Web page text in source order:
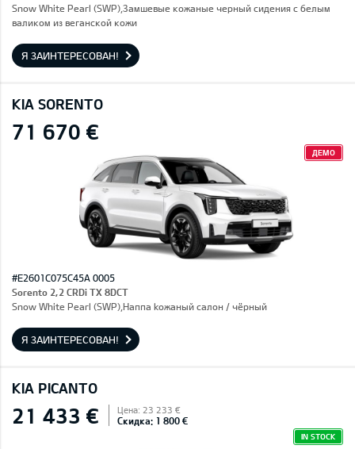
Snow White Pearl (SWP),Замшевые кожаные черный сидения с белым
валиком из веганской кожи
Я ЗАИНТЕРЕСОВАН!
KIA SORENTO
71 670 €
ДЕМО
#E2601C075C45A 0005
Sorento 2,2 CRDi TX 8DCT
Snow White Pearl (SWP),Hаппа kожаный салон / чёрный
Я ЗАИНТЕРЕСОВАН!
KIA PICANTO
21 433 € Цена: 23 233 €
Скидка: 1 800 €
IN STOCK